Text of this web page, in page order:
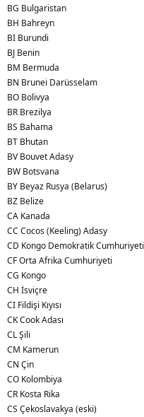
BG Bulgaristan
BH Bahreyn
BI Burundi
BJ Benin
BM Bermuda
BN Brunei Darüsselam
BO Bolivya
BR Brezilya
BS Bahama
BT Bhutan
BV Bouvet Adasy
BW Botsvana
BY Beyaz Rusya (Belarus)
BZ Belize
CA Kanada
CC Cocos (Keeling) Adasy
CD Kongo Demokratik Cumhuriyeti
CF Orta Afrika Cumhuriyeti
CG Kongo
CH İsviçre
CI Fildişi Kıyısı
CK Cook Adası
CL Şili
CM Kamerun
CN Çin
CO Kolombiya
CR Kosta Rika
CS Çekoslavakya (eski)